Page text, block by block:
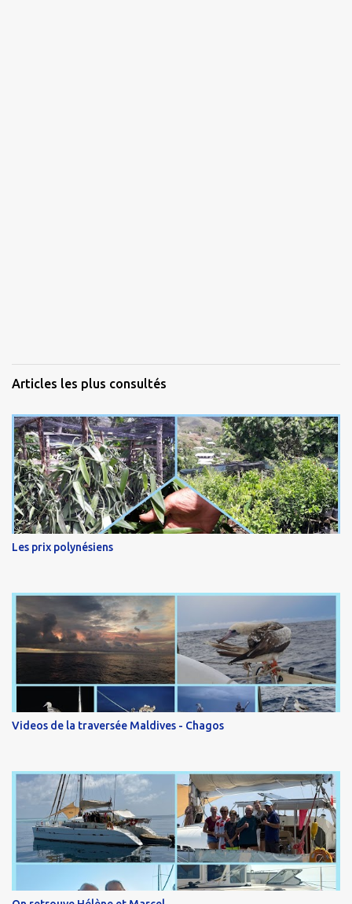
Articles les plus consultés
Les prix polynésiens
Videos de la traversée Maldives - Chagos